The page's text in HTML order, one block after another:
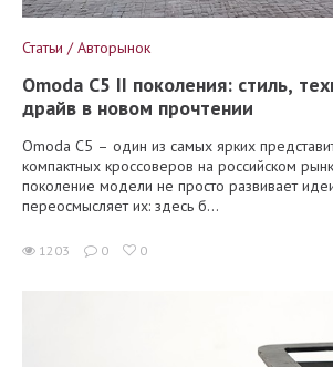
Статьи / Авторынок
Omoda C5 II поколения: стиль,
драйв в новом прочтении
Omoda C5 – один из самых ярких
компактных кроссоверов на российском
поколение модели не просто развивает
переосмысляет их: здесь б...
1203 0 0